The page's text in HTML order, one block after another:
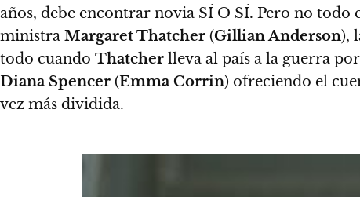
años, debe encontrar novia SÍ O SÍ. Pero no
ministra Margaret Thatcher (Gillian Anderson),
todo cuando Thatcher lleva al país a la guerra
Diana Spencer (Emma Corrin) ofreciendo el
vez más dividida.